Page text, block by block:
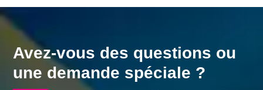
Avez-vous des questions ou
une demande spéciale ?